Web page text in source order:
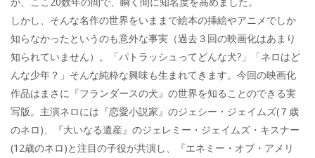
しかし、そんな名作の世界をいままで絵本の挿絵やアニメでしか
知らなかったというのも意外な事実（過去３回の映画化はあまり
知られていません）。「パトラッシュってどんな犬?」「ネロはど
んな少年？」そんな純粋な興味も生まれてきます。今回の映画化
作品はまさに『フランダースの犬』の世界を知ることのできる実
写版。主演ネロには『恋愛小説家』のジェシー・ジェイムズ(７歳
のネロ)、『大いなる遺産』のジェレミー・ジェイムズ・キスナー
(12歳のネロ)と注目の子役が共演し、『エネミー・オブ・アメリ